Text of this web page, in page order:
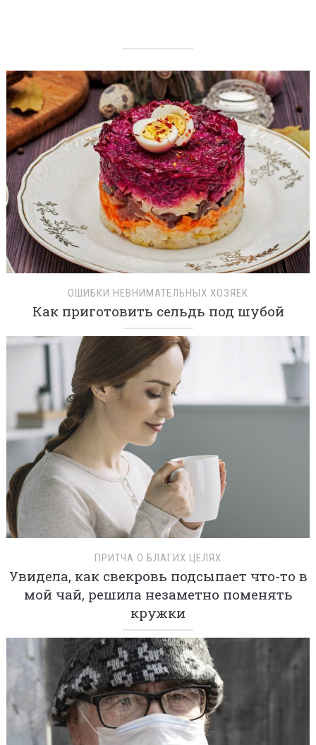
ОШИБКИ НЕВНИМАТЕЛЬНЫХ ХОЗЯЕК
Как приготовить сельдь под шубой
ПРИТЧА О БЛАГИХ ЦЕЛЯХ
Увидела, как свекровь подсыпает что-то в
мой чай, решила незаметно поменять
кружки